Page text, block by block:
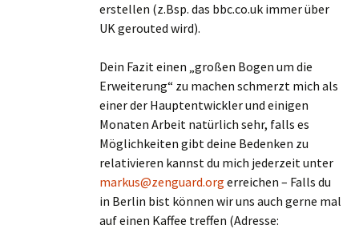
erstellen (z.Bsp. das bbc.co.uk immer über
UK gerouted wird).
Dein Fazit einen „großen Bogen um die
Erweiterung“ zu machen schmerzt mich als
einer der Hauptentwickler und einigen
Monaten Arbeit natürlich sehr, falls es
Möglichkeiten gibt deine Bedenken zu
relativieren kannst du mich jederzeit unter
markus@zenguard.org erreichen – Falls du
in Berlin bist können wir uns auch gerne mal
auf einen Kaffee treffen (Adresse: